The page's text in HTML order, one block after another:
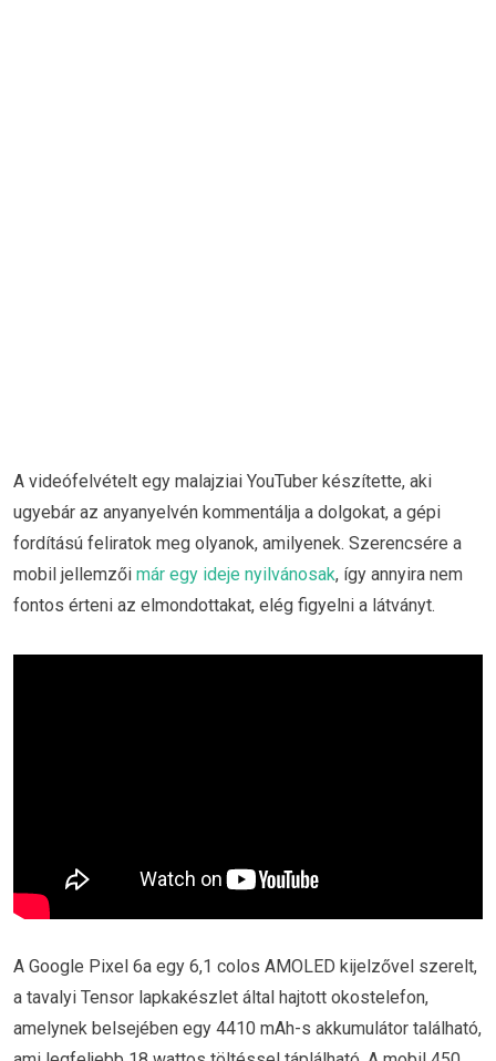
A videófelvételt egy malajziai YouTuber készítette, aki
ugyebár az anyanyelvén kommentálja a dolgokat, a gépi
fordítású feliratok meg olyanok, amilyenek. Szerencsére a
mobil jellemzői már egy ideje nyilvánosak, így annyira nem
fontos érteni az elmondottakat, elég figyelni a látványt.
A Google Pixel 6a egy 6,1 colos AMOLED kijelzővel szerelt,
a tavalyi Tensor lapkakészlet által hajtott okostelefon,
amelynek belsejében egy 4410 mAh-s akkumulátor található,